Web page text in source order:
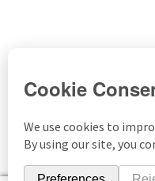
© Ace Of Beads 2026
Datenschutzerklärung